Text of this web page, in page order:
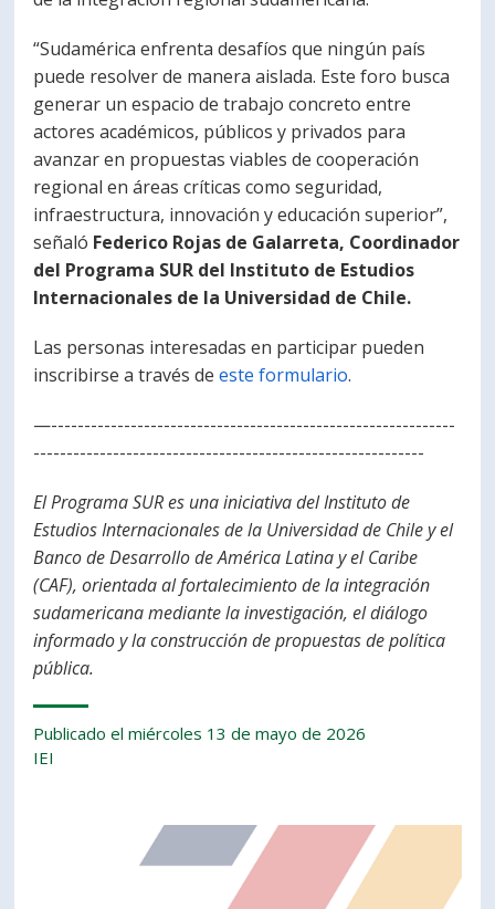
“Sudamérica enfrenta desafíos que ningún país
puede resolver de manera aislada. Este foro busca
generar un espacio de trabajo concreto entre
actores académicos, públicos y privados para
avanzar en propuestas viables de cooperación
regional en áreas críticas como seguridad,
infraestructura, innovación y educación superior”,
señaló Federico Rojas de Galarreta, Coordinador
del Programa SUR del Instituto de Estudios
Internacionales de la Universidad de Chile.
Las personas interesadas en participar pueden
inscribirse a través deeste formulario.
—-------------------------------------------------------------
-----------------------------------------------------------
El Programa SUR es una iniciativa del Instituto de
Estudios Internacionales de la Universidad de Chile y el
Banco de Desarrollo de América Latina y el Caribe
(CAF), orientada al fortalecimiento de la integración
sudamericana mediante la investigación, el diálogo
informado y la construcción de propuestas de política
pública.
Publicado el miércoles 13 de mayo de 2026
IEI